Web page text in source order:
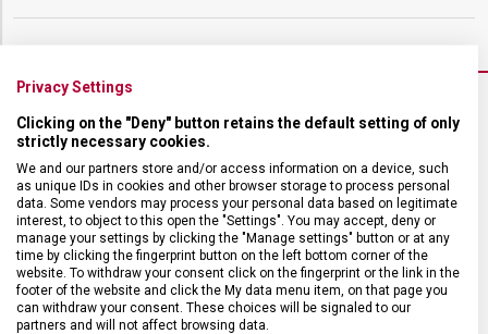
VELIKOST
POUZDRO 41 mm
TLOUŠŤKA 11,95 mm
Privacy Settings
Clicking on the "Deny" button retains the default setting of only
strictly necessary cookies.
We and our partners store and/or access information on a device, such
as unique IDs in cookies and other browser storage to process personal
data. Some vendors may process your personal data based on legitimate
interest, to object to this open the "Settings". You may accept, deny or
manage your settings by clicking the "Manage settings" button or at any
time by clicking the fingerprint button on the left bottom corner of the
website. To withdraw your consent click on the fingerprint or the link in the
footer of the website and click the My data menu item, on that page you
can withdraw your consent. These choices will be signaled to our
partners and will not affect browsing data.